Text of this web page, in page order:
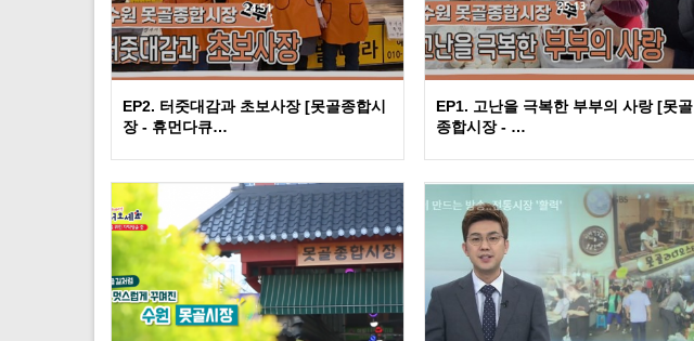
EP2. 터줏대감과 초보사장 [못골종합시
장 - 휴먼다큐…
EP1. 고난을 극복한 부부의 사랑 [못골
종합시장 - …